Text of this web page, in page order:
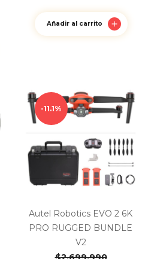
Añadir al carrito
11.1%
Autel Robotics EVO 2 6K
PRO RUGGED BUNDLE
V2